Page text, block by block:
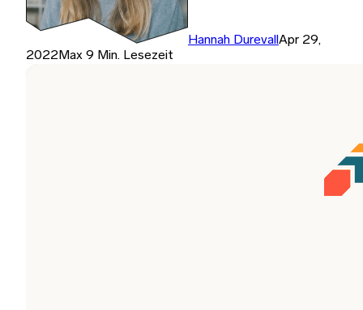
Hannah Durevall Apr 29,
2022Max 9 Min. Lesezeit